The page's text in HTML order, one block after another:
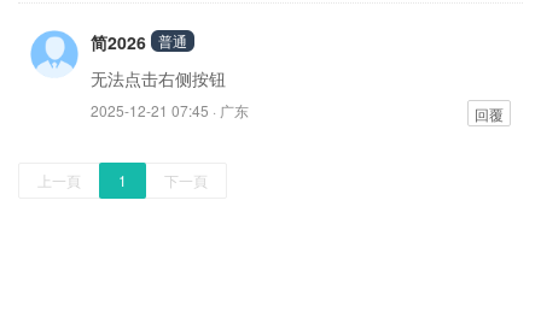
简2026 普通
无法点击右侧按钮
2025-12-21 07:45 · 广东 回覆
上一頁 1 下一頁